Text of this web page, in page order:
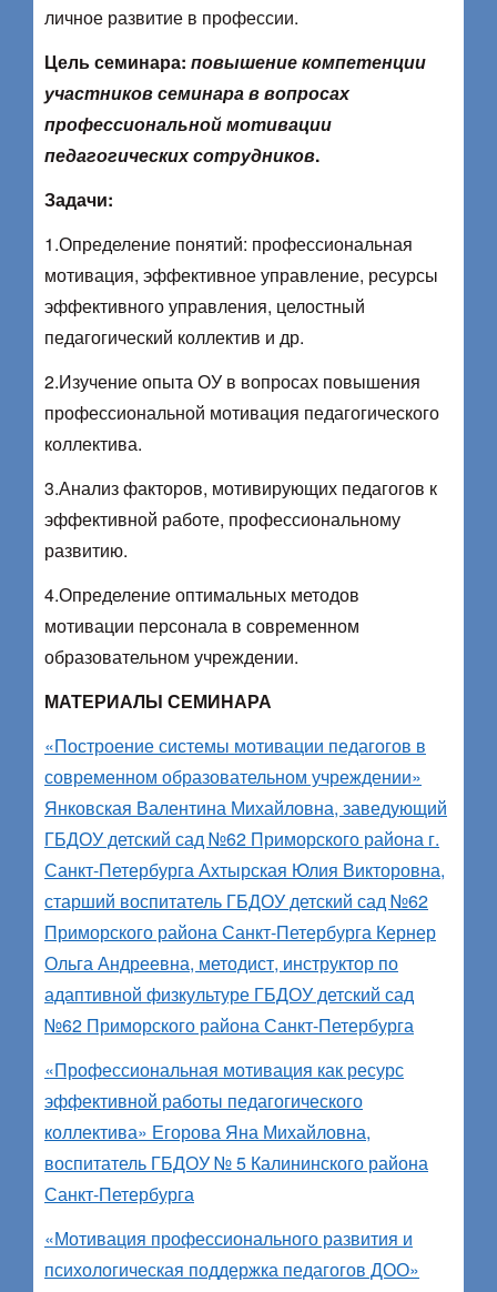
личное развитие в профессии.
Цель семинара: повышение компетенции
участников семинара в вопросах
профессиональной мотивации
педагогических сотрудников.
Задачи:
1.Определение понятий: профессиональная
мотивация, эффективное управление, ресурсы
эффективного управления, целостный
педагогический коллектив и др.
2.Изучение опыта ОУ в вопросах повышения
профессиональной мотивация педагогического
коллектива.
3.Анализ факторов, мотивирующих педагогов к
эффективной работе, профессиональному
развитию.
4.Определение оптимальных методов
мотивации персонала в современном
образовательном учреждении.
МАТЕРИАЛЫ СЕМИНАРА
«Построение системы мотивации педагогов в
современном образовательном учреждении»
Янковская Валентина Михайловна, заведующий
ГБДОУ детский сад №62 Приморского района г.
Санкт-Петербурга Ахтырская Юлия Викторовна,
старший воспитатель ГБДОУ детский сад №62
Приморского района Санкт-Петербурга Кернер
Ольга Андреевна, методист, инструктор по
адаптивной физкультуре ГБДОУ детский сад
№62 Приморского района Санкт-Петербурга
«Профессиональная мотивация как ресурс
эффективной работы педагогического
коллектива» Егорова Яна Михайловна,
воспитатель ГБДОУ № 5 Калининского района
Санкт-Петербурга
«Мотивация профессионального развития и
психологическая поддержка педагогов ДОО»